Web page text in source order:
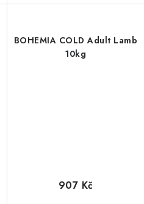
BOHEMIA COLD Adult Lamb
10kg
907 Kč